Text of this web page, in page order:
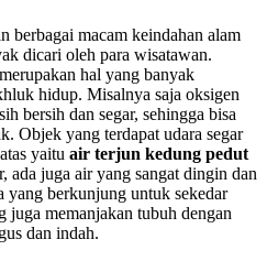
berbagai macam keindahan alam
dicari oleh para wisatawan.
hal yang banyak
hidup. Misalnya saja oksigen
bersih dan segar, sehingga bisa
Objek yang terdapat udara segar
yaitu air terjun kedung pedut
ada juga air yang sangat dingin dan
berkunjung untuk sekedar
juga memanjakan tubuh dengan
dan indah.